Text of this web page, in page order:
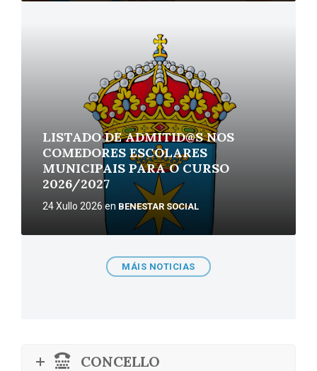
LISTADO DE ADMITID@S NOS
COMEDORES ESCOLARES
MUNICIPAIS PARA O CURSO
2026/2027
24 Xullo 2026 en BENESTAR SOCIAL
MÁIS NOTICIAS
CONCELLO